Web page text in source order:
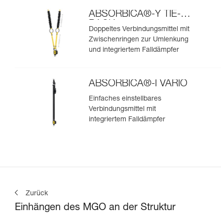
ABSORBICA®-Y TIE-
BACK
Doppeltes Verbindungsmittel mit
Zwischenringen zur Umlenkung
und integriertem Falldämpfer
ABSORBICA®-I VARIO
Einfaches einstellbares
Verbindungsmittel mit
integriertem Falldämpfer
Zurück
Einhängen des MGO an der Struktur